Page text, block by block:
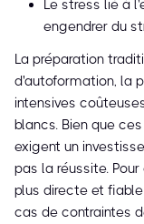
Le stress lié à
engendrer du
La préparation
d'autoformation, la
intensives
blancs. Bien que
exigent un
pas la réussite.
plus directe et
cas de contraintes